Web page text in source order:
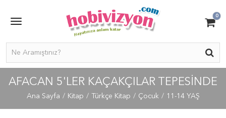
0
AFACAN 5'LER KAÇAKÇILAR TEPESINDE
Ana Sayfa Kitap Türkçe Kitap Çocuk 11-14 YAŞ